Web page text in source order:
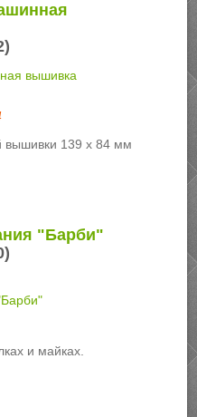
)
вышивки 139 х 84 мм
"Барби"
)
и майках.